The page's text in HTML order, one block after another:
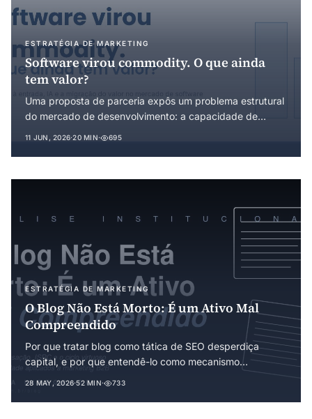
ESTRATÉGIA DE MARKETING
Software virou commodity. O que ainda
tem valor?
Uma proposta de parceria expôs um problema estrutural
do mercado de desenvolvimento: a capacidade de
pode ser capturado.
11 JUN, 2026·20 MIN· 695
ESTRATÉGIA DE MARKETING
O Blog Não Está Morto: É um Ativo Mal
Compreendido
Por que tratar blog como tática de SEO desperdiça
capital, e por que entendê-lo como mecanismo
institucional de redução de custos de transação muda o
28 MAY, 2026·52 MIN· 733